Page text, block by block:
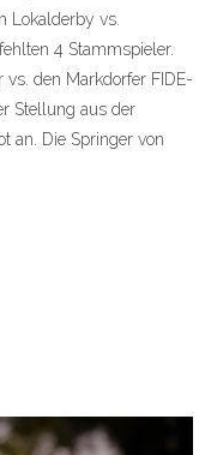
Lokalderby vs.
4 Stammspieler.
den Markdorfer FIDE-
Stellung aus der
an. Die Springer von